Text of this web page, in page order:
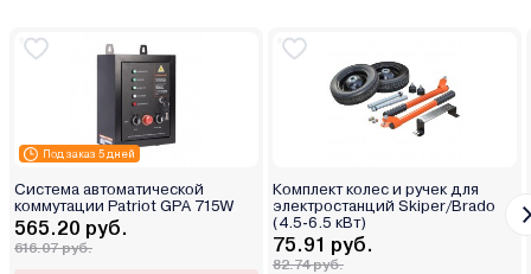
Под заказ 5 дней
Система автоматической
коммутации Patriot GPA 715W
565.20 руб.
616.07 руб.
Комплект колес и ручек для
электростанций Skiper/Brado
(4.5-6.5 кВт)
75.91 руб.
82.74 руб.